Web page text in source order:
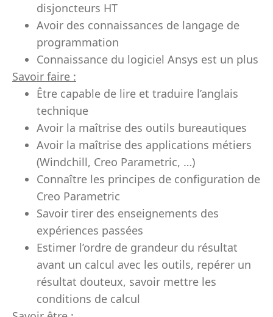
disjoncteurs HT
Avoir des connaissances de langage de
programmation
Connaissance du logiciel Ansys est un plus
Savoir faire :
Être capable de lire et traduire l’anglais
technique
Avoir la maîtrise des outils bureautiques
Avoir la maîtrise des applications métiers
(Windchill, Creo Parametric, …)
Connaître les principes de configuration de
Creo Parametric
Savoir tirer des enseignements des
expériences passées
Estimer l’ordre de grandeur du résultat
avant un calcul avec les outils, repérer un
résultat douteux, savoir mettre les
conditions de calcul